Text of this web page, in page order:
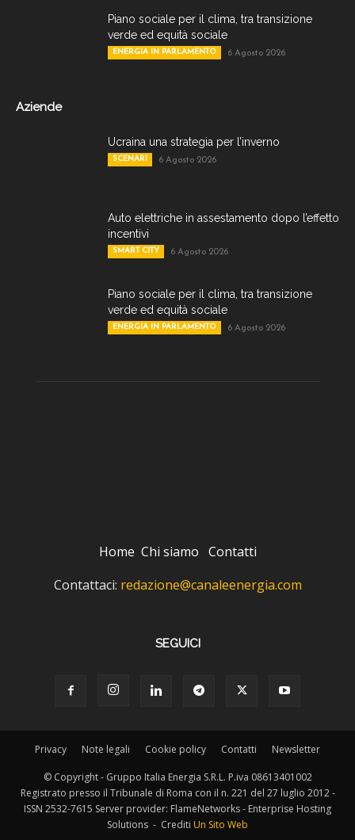
Piano sociale per il clima, tra transizione
verde ed equità sociale
ENERGIA IN PARLAMENTO 6 Agosto 2026
Aziende
Ucraina una strategia per l’inverno
SCENARI 6 Agosto 2026
Auto elettriche in assestamento dopo l’effetto
incentivi
SMART CITY 6 Agosto 2026
Piano sociale per il clima, tra transizione
verde ed equità sociale
ENERGIA IN PARLAMENTO 6 Agosto 2026
Home Chi siamo Contatti
Contattaci: redazione@canaleenergia.com
SEGUICI
Privacy Note legali Cookie policy Contatti Newsletter
© Copyright - Gruppo Italia Energia S.R.L. P.iva 08613401002
Registrato presso il Tribunale di Roma con il n. 221 del 27 luglio 2012 -
ISSN 2532-7615 Server provider: FlameNetworks - Enterprise Hosting
Solutions - Crediti Un Sito Web